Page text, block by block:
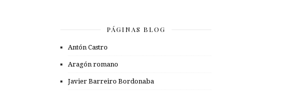
PÁGINAS BLOG
Antón Castro
Aragón romano
Javier Barreiro Bordonaba